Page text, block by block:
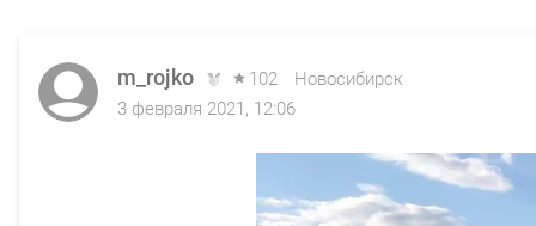
m_rojko 102
Новосибирск
3 февраля 2021, 12:06